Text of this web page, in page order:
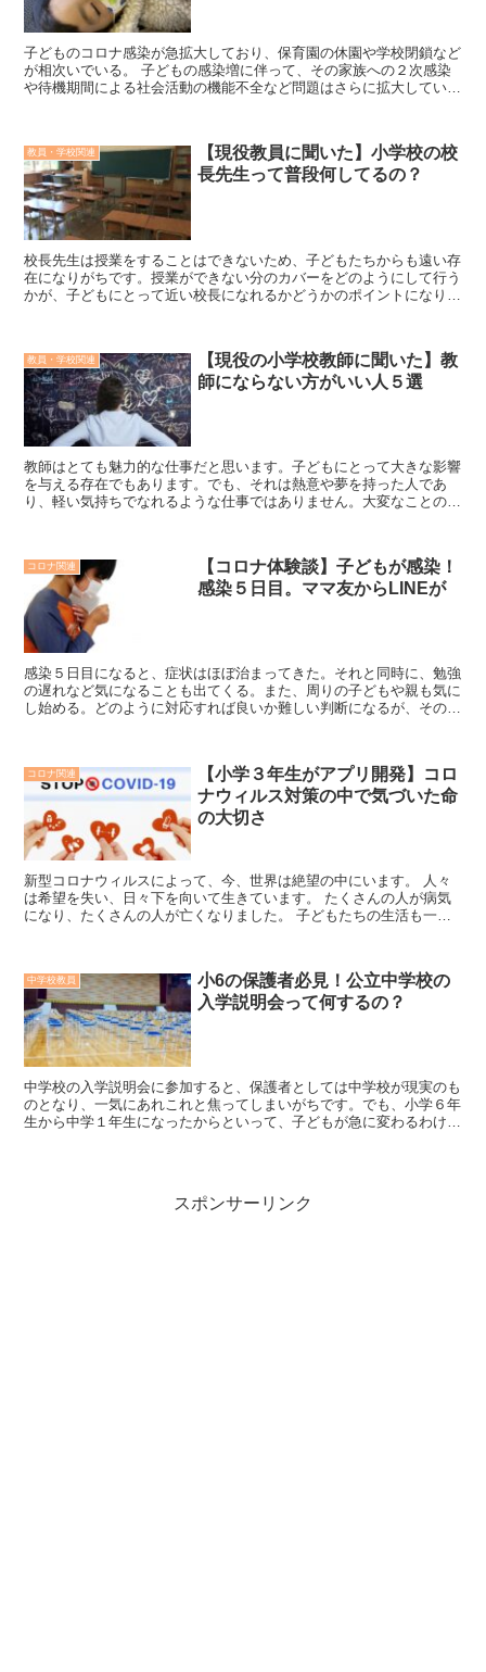
子どものコロナ感染が急拡大しており、保育園の休園や学校閉鎖など
が相次いでいる。 子どもの感染増に伴って、その家族への２次感染
や待機期間による社会活動の機能不全など問題はさらに拡大してい
教員・学校関連
【現役教員に聞いた】小学校の校
長先生って普段何してるの？
校長先生は授業をすることはできないため、子どもたちからも遠い存
在になりがちです。授業ができない分のカバーをどのようにして行う
かが、子どもにとって近い校長になれるかどうかのポイントになりま
教員・学校関連
【現役の小学校教師に聞いた】教
師にならない方がいい人５選
教師はとても魅力的な仕事だと思います。子どもにとって大きな影響
を与える存在でもあります。でも、それは熱意や夢を持った人であ
り、軽い気持ちでなれるような仕事ではありません。大変なことの連
コロナ関連
【コロナ体験談】子どもが感染！
感染５日目。ママ友からLINEが
感染５日目になると、症状はほぼ治まってきた。それと同時に、勉強
の遅れなど気になることも出てくる。また、周りの子どもや親も気に
し始める。どのように対応すれば良いか難しい判断になるが、その時
コロナ関連
【小学３年生がアプリ開発】コロ
ナウィルス対策の中で気づいた命
の大切さ
新型コロナウィルスによって、今、世界は絶望の中にいます。 人々
は希望を失い、日々下を向いて生きています。 たくさんの人が病気
になり、たくさんの人が亡くなりました。 子どもたちの生活も一変
中学校教員
小6の保護者必見！公立中学校の
入学説明会って何するの？
中学校の入学説明会に参加すると、保護者としては中学校が現実のも
のとなり、一気にあれこれと焦ってしまいがちです。でも、小学６年
生から中学１年生になったからといって、子どもが急に変わるわけで
スポンサーリンク